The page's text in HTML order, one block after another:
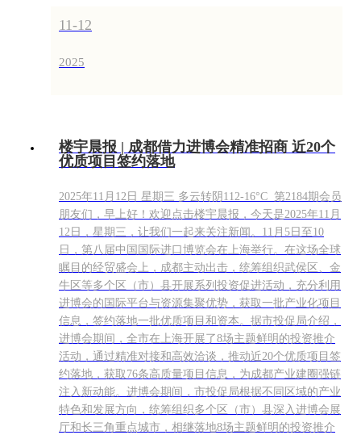
11-12
2025
楼宇晨报 | 成都借力进博会精准招商 近20个
优质项目签约落地
2025年11月12日 星期三 多云转阴112-16°C 第2184期会员
朋友们，早上好！欢迎点击楼宇晨报，今天是2025年11月
12日，星期三，让我们一起来关注新闻。11月5日至10
日，第八届中国国际进口博览会在上海举行。在这场全球
瞩目的经贸盛会上，成都主动出击，统筹组织武侯区、金
牛区等多个区（市）县开展系列投资促进活动，充分利用
进博会的国际平台与资源集聚优势，获取一批产业化项目
信息，签约落地一批优质项目和资本。据市投促局介绍，
进博会期间，全市在上海开展了8场主题鲜明的投资推介
活动，通过精准对接和高效洽谈，推动近20个优质项目签
约落地，获取76条高质量项目信息，为成都产业建圈强链
注入新动能。进博会期间，市投促局根据不同区域的产业
特色和发展方向，统筹组织多个区（市）县深入进博会展
厅和长三角重点城市，相继落地8场主题鲜明的投资推介